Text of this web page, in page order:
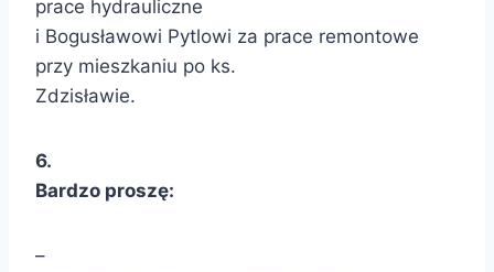
prace hydrauliczne
i Bogusławowi Pytlowi za prace remontowe
przy mieszkaniu po ks.
Zdzisławie.
6.
Bardzo proszę:
–